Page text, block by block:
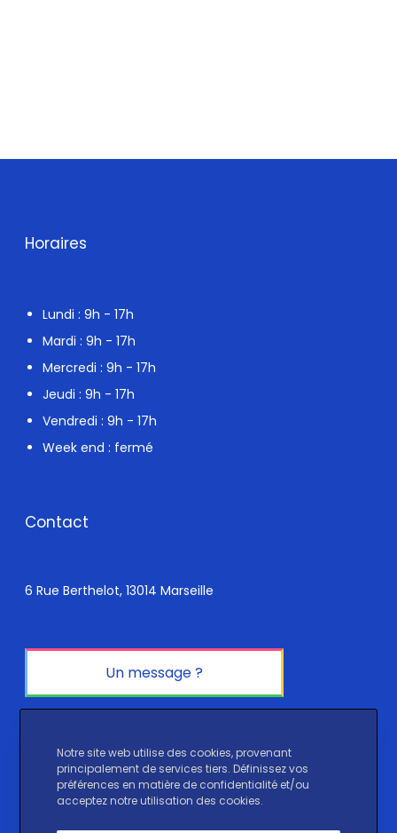
Horaires
Lundi : 9h - 17h
Mardi : 9h - 17h
Mercredi : 9h - 17h
Jeudi : 9h - 17h
Vendredi : 9h - 17h
Week end : fermé
Contact
6 Rue Berthelot, 13014 Marseille
Un message ?
LinkedIn TikTok
Notre site web utilise des cookies, provenant
principalement de services tiers. Définissez vos
préférences en matière de confidentialité et/ou
acceptez notre utilisation des cookies.